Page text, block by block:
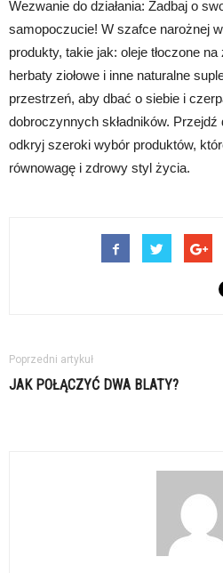
Wezwanie do działania: Zadbaj o
samopoczucie! W szafce narożnej
produkty, takie jak: oleje tłoczone
herbaty ziołowe i inne naturalne
przestrzeń, aby dbać o siebie i
dobroczynnych składników.
odkryj szeroki wybór produktów,
równowagę i zdrowy styl życia.
Poprzedni artykuł
JAK POŁĄCZYĆ DWA BLATY?